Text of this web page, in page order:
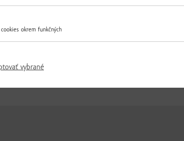
▼ ▲
okrem funkčných
vybrané